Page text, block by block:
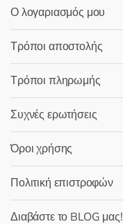
Ο λογαριασμός μου
Τρόποι αποστολής
Τρόποι πληρωμής
Συχνές ερωτήσεις
Όροι χρήσης
Πολιτική επιστροφών
Διαβάστε το BLOG μας!